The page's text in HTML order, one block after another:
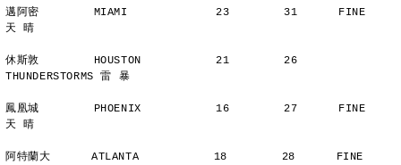
邁阿密        MIAMI             23        31      FINE
天 晴
休斯敦        HOUSTON           21        26
THUNDERSTORMS 雷 暴
鳳凰城        PHOENIX           16        27      FINE
天 晴
阿特蘭大      ATLANTA           18        28      FINE